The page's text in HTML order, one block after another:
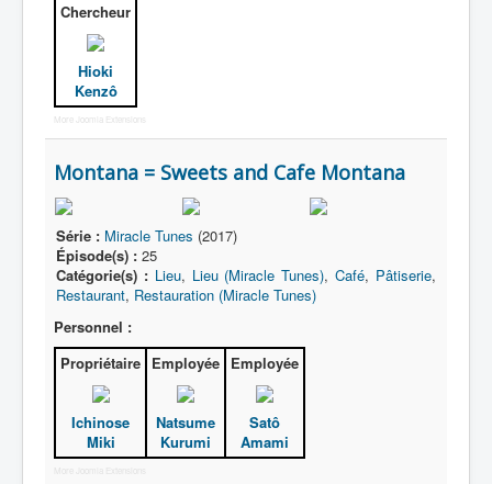
Chercheur
Hioki
Kenzô
More Joomla Extensions
Montana = Sweets and Cafe Montana
Série : Miracle Tunes (2017)
Épisode(s) : 25
Catégorie(s) : Lieu, Lieu (Miracle Tunes),Café, Pâtiserie,
Restaurant, Restauration (Miracle Tunes)
Personnel :
Propriétaire
Ichinose
Miki
Employée
Natsume
Kurumi
Employée
Satô
Amami
More Joomla Extensions